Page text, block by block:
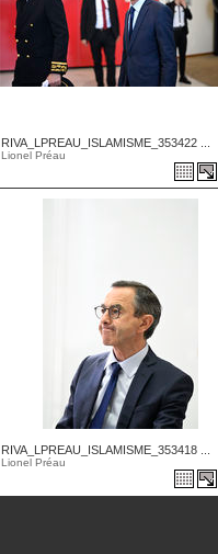
RIVA_LPREAU_ISLAMISME_353422 ...
Lionel Préau
RIVA_LPREAU_ISLAMISME_353418 ...
Lionel Préau